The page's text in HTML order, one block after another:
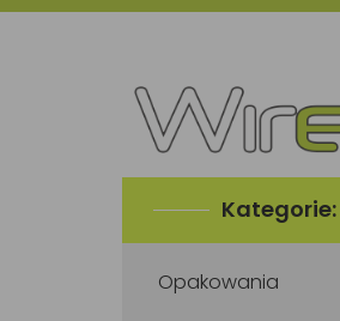
Kategorie:
Opakowania